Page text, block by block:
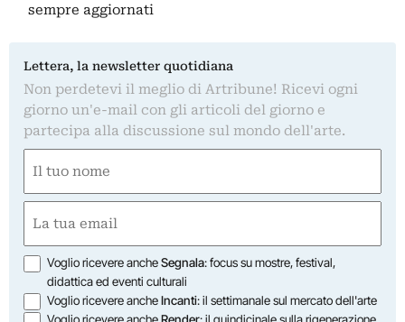
sempre aggiornati
Lettera, la newsletter quotidiana
Non perdetevi il meglio di Artribune! Ricevi ogni
giorno un'e-mail con gli articoli del giorno e
partecipa alla discussione sul mondo dell'arte.
(Obbligatorio)
Nome
(Obbligatorio)
Opzioni
Voglio ricevere ancheSegnala: focus su mostre, festival,
didattica ed eventi culturali
Voglio ricevere ancheIncanti: il settimanale sul mercato dell'arte
Voglio ricevere ancheRender: il quindicinale sulla rigenerazione